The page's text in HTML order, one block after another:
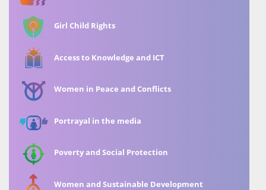
Girl Child Rights
Access to Knowledge and ICT
Women in Peace and Conflicts
Portrayal in the media
Poverty and Social Protection
Women and Sustainable Development